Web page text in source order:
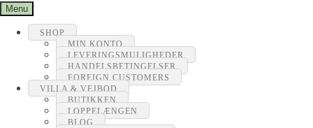
Menu
SHOP
MIN KONTO
LEVERINGSMULIGHEDER
HANDELSBETINGELSER
FOREIGN CUSTOMERS
VILLA & VEJBOD
BUTIKKEN
LOPPELÆNGEN
BLOG